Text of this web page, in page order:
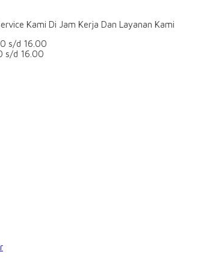
Kami Di Jam Kerja Dan Layanan Kami
s/d 16.00
s/d 16.00